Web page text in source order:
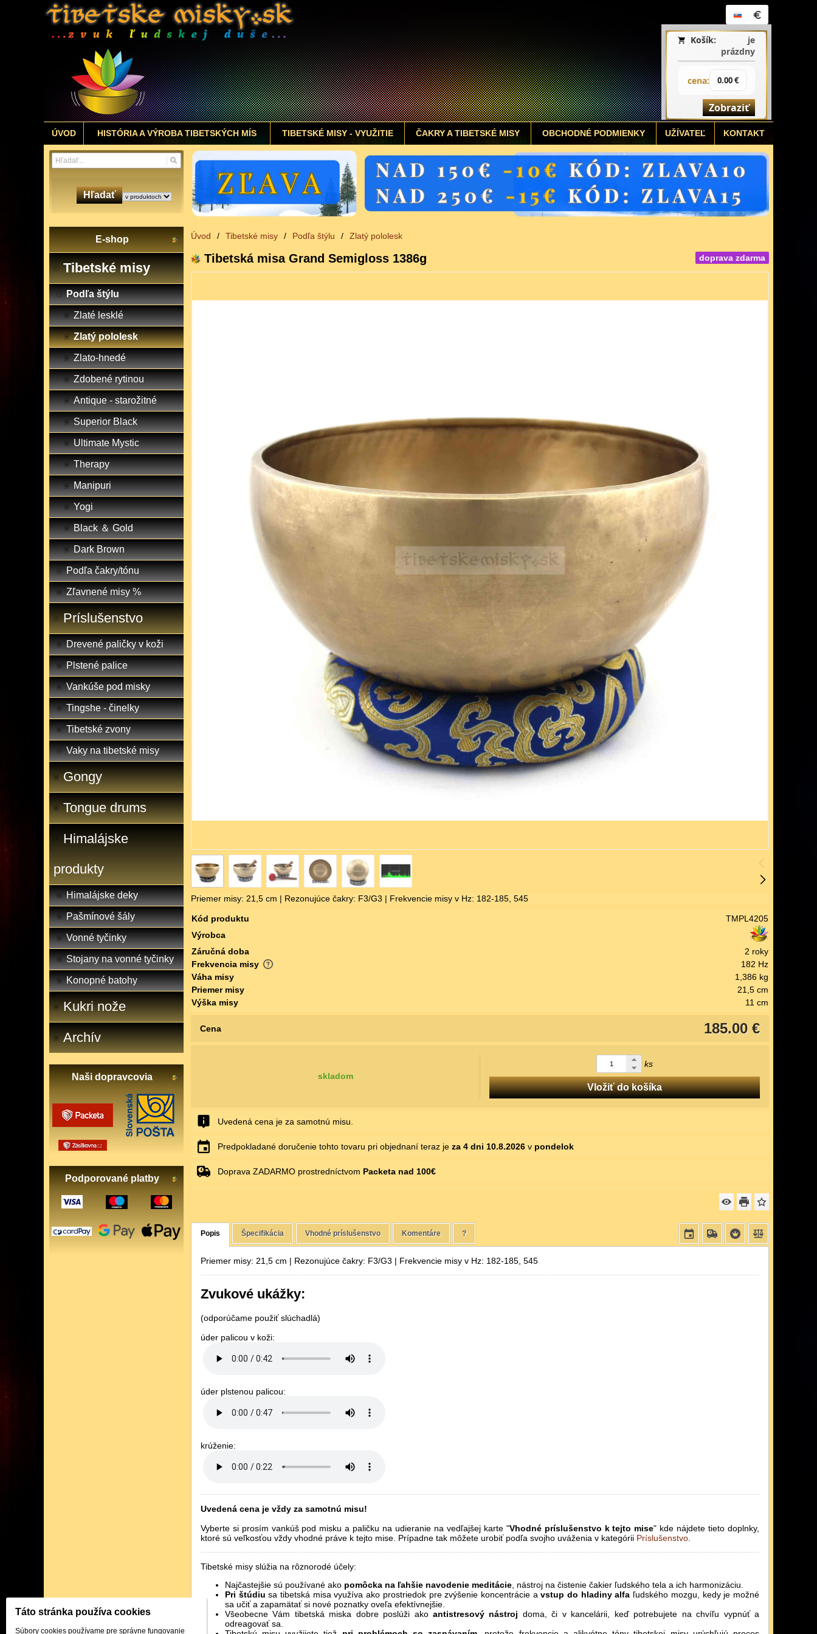
Košík:
je
prázdny
cena: 0.00 €
Zobraziť
ÚVOD HISTÓRIA A VÝROBA TIBETSKÝCH MÍS TIBETSKÉ MISY - VYUŽITIE ČAKRY A TIBETSKÉ MISY OBCHODNÉ PODMIENKY UŽÍVATEĽ KONTAKT
Hľadať
E-shop
Tibetské misy
Podľa štýlu
Zlaté lesklé
Zlatý pololesk
Zlato-hnedé
Zdobené rytinou
Antique - starožitné
Superior Black
Ultimate Mystic
Therapy
Manipuri
Yogi
Black ＆ Gold
Dark Brown
Podľa čakry/tónu
Zľavnené misy %
Príslušenstvo
Drevené paličky v koži
Plstené palice
Vankúše pod misky
Tingshe - činelky
Tibetské zvony
Vaky na tibetské misy
Gongy
Tongue drums
Himalájske
produkty
Himalájske deky
Pašmínové šály
Vonné tyčinky
Stojany na vonné tyčinky
Konopné batohy
Kukri nože
Archív
Naši dopravcovia
Podporované platby
Úvod / Tibetské misy / Podľa štýlu / Zlatý pololesk
doprava zdarma
Tibetská misa Grand Semigloss 1386g
Priemer misy: 21,5 cm | Rezonujúce čakry: F3/G3 | Frekvencie misy v Hz: 182-185, 545
Kód produktu
TMPL4205
Výrobca
Záručná doba
2 roky
Frekvencia misy
182 Hz
Váha misy
1,386 kg
Priemer misy
21,5 cm
Výška misy
11 cm
185.00 €
Cena
skladom
ks
Vložiť do košíka
Uvedená cena je za samotnú misu.
Predpokladané doručenie tohto tovaru pri objednaní teraz je za 4 dni 10.8.2026v pondelok
Doprava ZADARMO prostredníctvom Packeta nad 100€
Popis Špecifikácia Vhodné príslušenstvo Komentáre ?
Priemer misy: 21,5 cm | Rezonujúce čakry: F3/G3 | Frekvencie misy v Hz: 182-185, 545
Zvukové ukážky:
(odporúčame použiť slúchadlá)
úder palicou v koži:
úder plstenou palicou:
krúženie:
Uvedená cena je vždy za samotnú misu!
Vyberte si prosím vankúš pod misku a paličku na udieranie na vedľajšej karte "Vhodné príslušenstvo k tejto mise" kde nájdete tieto doplnky,
ktoré sú veľkosťou vždy vhodné práve k tejto mise. Prípadne tak môžete urobiť podľa svojho uváženia v kategórii Príslušenstvo.
Tibetské misy slúžia na rôznorodé účely:
Najčastejšie sú používané ako pomôcka na ľahšie navodenie meditácie, nástroj na čistenie čakier ľudského tela a ich harmonizáciu.
Pri štúdiu sa tibetská misa využíva ako prostriedok pre zvýšenie koncentrácie avstup do hladiny alfa ľudského mozgu, kedy je možné
sa učiť a zapamätať si nové poznatky oveľa efektívnejšie.
Všeobecne Vám tibetská miska dobre poslúži akoantistresový nástroj doma, či v kancelárii, keď potrebujete na chvíľu vypnúť a
odreagovať sa.
Táto stránka používa cookies
Súbory cookies používame pre správne fungovanie